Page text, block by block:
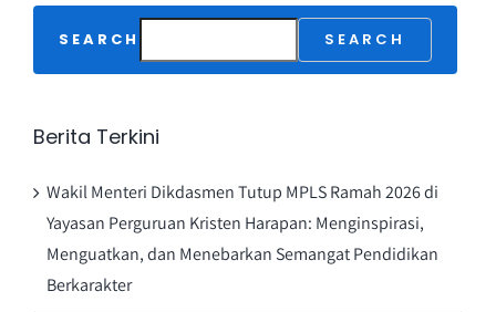
SEARCH SEARCH
Berita Terkini
Wakil Menteri Dikdasmen Tutup MPLS Ramah 2026 di
Yayasan Perguruan Kristen Harapan: Menginspirasi,
Menguatkan, dan Menebarkan Semangat Pendidikan
Berkarakter